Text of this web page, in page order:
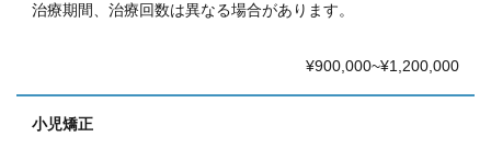
治療期間、治療回数は異なる場合があります。
¥900,000~¥1,200,000
小児矯正